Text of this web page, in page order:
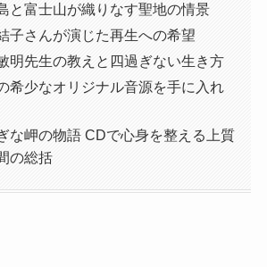
と富士山が織りなす聖地の情景
子さんが演じた再生への希望
明先生の教えと四過ぎない生き方
希少なオリジナル音源を手に入れ
な岬の物語 CDで心身を整える上質
の総括